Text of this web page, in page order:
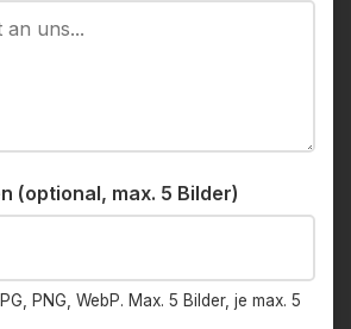
(optional, max. 5 Bilder)
PNG, WebP. Max. 5 Bilder, je max. 5